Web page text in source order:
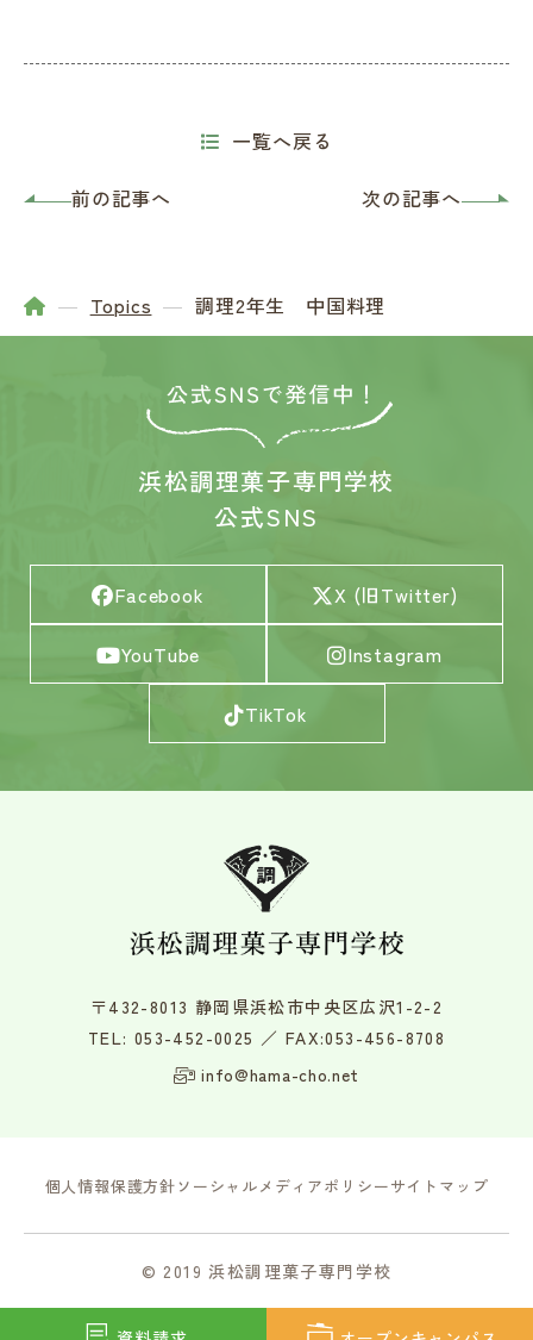
前の記事へ
一覧へ戻る
次の記事へ
Topics 調理2年生 中国料理
浜松調理菓子専門学校
公式SNS
Facebook X (旧Twitter)
YouTube Instagram
TikTok
〒432-8013 静岡県浜松市中央区広沢1-2-2
TEL: 053-452-0025 ／ FAX:053-456-8708
info@hama-cho.net
個人情報保護方針ソーシャルメディアポリシーサイトマップ
© 2019 浜松調理菓子専門学校